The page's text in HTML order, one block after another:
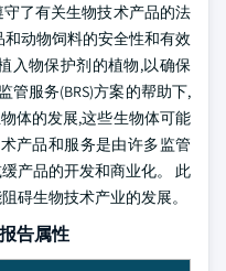
了有关生物技术产品的法
动物饲料的安全性和有效
入物保护剂的植物,以确保
管服务(BRS)方案的帮助下,
体的发展,这些生物体可能
产品和服务是由许多监管
产品的开发和商业化。 此
碍生物技术产业的发展。
告属性